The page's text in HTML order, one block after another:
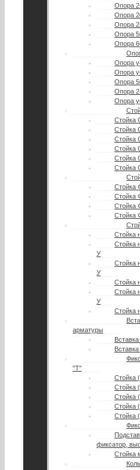
Опора
Опора
Опора
Опора
Опора
Опора
Опора
Опора
Опора
Опора
Стойка
Стойка
Стойка
Стойка
Стойка
Стойка
Стойка
Стойка
Стойка
Стойка
Стойка
Стойка
У
Стойка
У
Стойка
Стойка
У
Стойка
арматуры
"Т"
Стойка
Стойка
Стойка
Стойка
Стойка
фиксатор,
Стойка